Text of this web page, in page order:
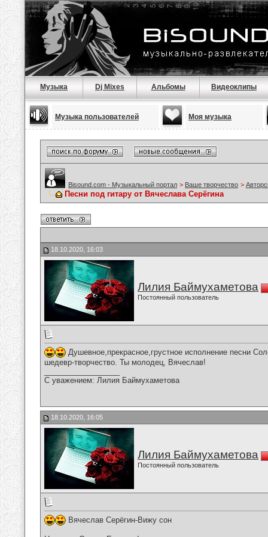
Музыка Dj Mixes Альбомы Видеоклипы
Музыка пользователей Моя музыка
Bisound.com - Музыкальный портал > Ваше творчество >
Песни под гитару от Вячеслава Серёгина
18.10.2020, 16:03
Лилия Баймухаметова
Постоянный пользователь
Душевное,прекрасное,грустное исполнение песни
шедевр-творчество. Ты молодец, Вячеслав!
С уважением: Лилия Баймухаметова
18.10.2020, 16:05
Лилия Баймухаметова
Постоянный пользователь
Вячеслав Серёгин-Вижу сон